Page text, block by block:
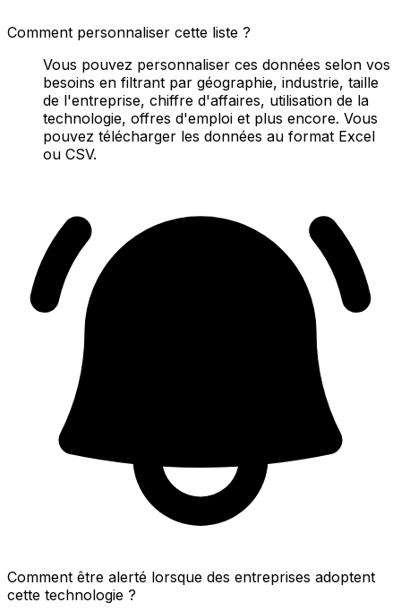
Comment personnaliser cette liste ?
Vous pouvez personnaliser ces données selon vos
besoins en filtrant par géographie, industrie, taille
de l'entreprise, chiffre d'affaires, utilisation de la
technologie, offres d'emploi et plus encore. Vous
pouvez télécharger les données au format Excel
ou CSV.
Comment être alerté lorsque des entreprises adoptent
cette technologie ?